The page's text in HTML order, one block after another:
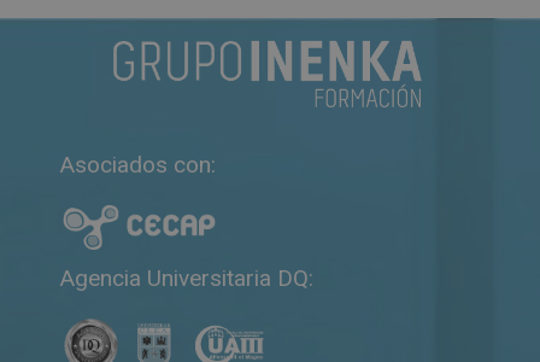
Asociados con:
Agencia Universitaria DQ: